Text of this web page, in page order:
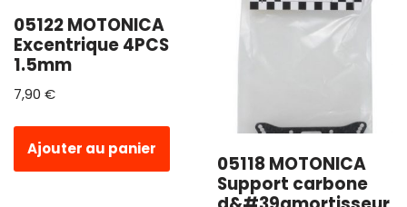
05122 MOTONICA
Excentrique 4PCS
1.5mm
7,90 €
Ajouter au panier
05118 MOTONICA
Support carbone